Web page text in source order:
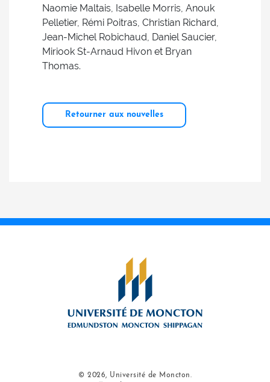
Naomie Maltais, Isabelle Morris, Anouk
Pelletier, Rémi Poitras, Christian Richard,
Jean-Michel Robichaud, Daniel Saucier,
Miriook St-Arnaud Hivon et Bryan
Thomas.
Retourner aux nouvelles
© 2026, Université de Moncton.